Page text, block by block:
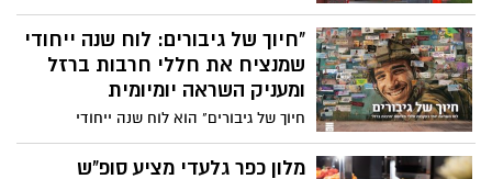
נפרד מהביטחון, הנוחות והיעילות של כל
עסק. כשצריך שירות אמין, מהיר ומקצועי –
פונים אל יוסי נתנאל, מומחה לשערים
"חיוך של גיבורים: לוח שנה ייחודי
שמנציח את חללי חרבות ברזל
ומעניק השראה יומיומית
חיוך של גיבורים" הוא לוח שנה ייחודי
שמתחיל ב-7.10, בציון היום ששינה את חיי
כולנו, ומאפשר להפוך כל יום למפגש מעורר
מלון כפר גלעדי מציע סופ"ש